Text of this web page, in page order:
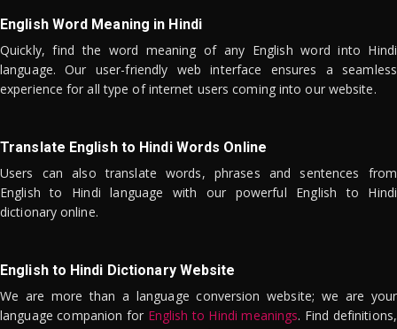
English Word Meaning in Hindi
Quickly, find the word meaning of any English word into Hindi
language. Our user-friendly web interface ensures a seamless
experience for all type of internet users coming into our website.
Translate English to Hindi Words Online
Users can also translate words, phrases and sentences from
English to Hindi language with our powerful English to Hindi
dictionary online.
English to Hindi Dictionary Website
We are more than a language conversion website; we are your
language companion for English to Hindi meanings. Find definitions,